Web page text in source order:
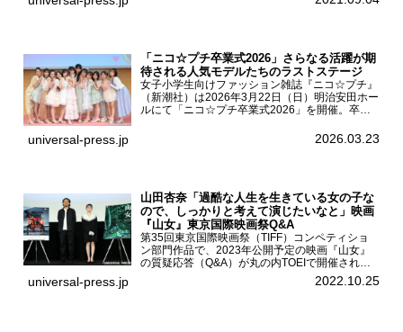
挨拶が東京・ユナイテッド・シネマ豊洲で開催さ
「ニコ☆プチ卒業式2026」さらなる活躍が期
待される人気モデルたちのラストステージ
女子小学生向けファッション雑誌『ニコ☆プチ』
（新潮社）は2026年3月22日（日）明治安田ホー
ルにて「ニコ☆プチ卒業式2026」を開催。卒業
ん、末永ひなた、高梨琴乃、土井ありさ、藤田蒼
universal-press.jp 2026.03.23
山田杏奈「過酷な人生を生きている女の子な
ので、しっかりと考えて演じたいなと」映画
『山女』東京国際映画祭Q&A
第35回東京国際映画祭（TIFF）コンペティショ
ン部門作品で、2023年公開予定の映画『山女』
の質疑応答（Q&A）が丸の内TOEIで開催され、
主演を務めた女優の山田杏奈、監督の福永壮志が
登壇。本作について語った。映画『山女』第35
universal-press.jp 2022.10.25